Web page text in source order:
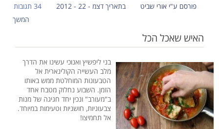
פורסם ע"י אורי שביט בתאריך דצמ - 22 - 2012
34 תגובות
המשך
האיש שאכל הכל
בני ליפשיץ ואנוכי עשינו את הדרך
מלב העשייה הקולינארית אל
הטבעונות המוחלטת ממש באותו
הזמן. השבוע נחלוק מטבח אחד
ב"מעורב" ונכין יחד חגיגה של מנות
צבעוניות, חושניות וטעימות במיוחד.
אל תחמיצו!